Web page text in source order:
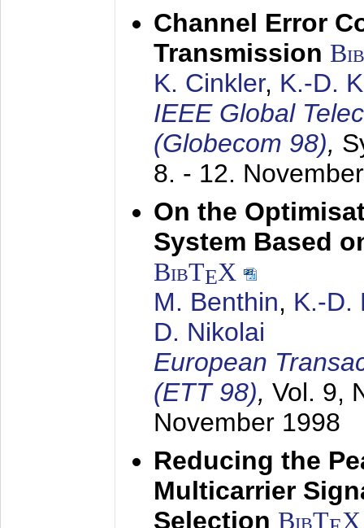
Channel Error
Transmission
K. Cinkler, K.-D.
IEEE Global
(Globecom 98),
8. - 12.
On the
System Based
BibTEX
M. Benthin, K.-D.
D. Nikolai
European
(ETT 98), Vol. 9,
November 1998
Reducing the
Multicarrier
Selection BibT X